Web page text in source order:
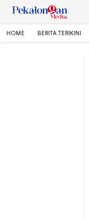
HOME BERITA TERIKINI